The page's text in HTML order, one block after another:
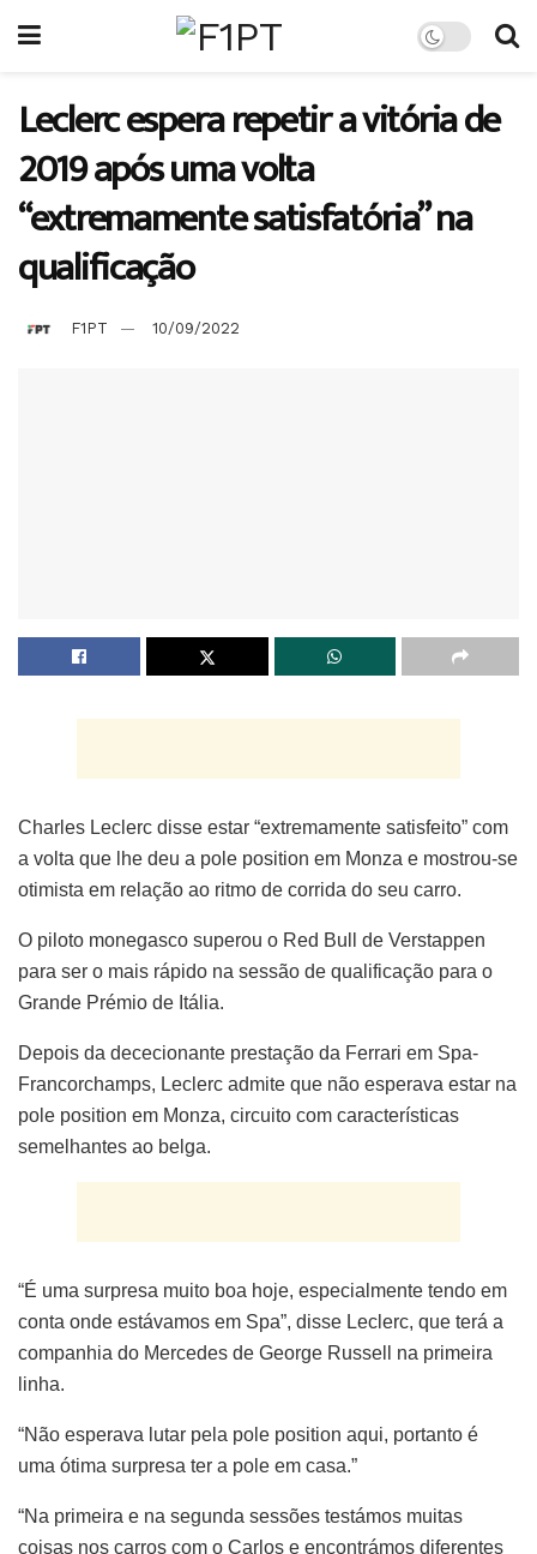
Leclerc espera repetir a vitória de
2019 após uma volta
“extremamente satisfatória” na
qualificação
F1PT 10/09/2022
Charles Leclerc disse estar “extremamente satisfeito” com
a volta que lhe deu a pole position em Monza e mostrou-se
otimista em relação ao ritmo de corrida do seu carro.
O piloto monegasco superou o Red Bull de Verstappen
para ser o mais rápido na sessão de qualificação para o
Grande Prémio de Itália.
Depois da dececionante prestação da Ferrari em Spa-
Francorchamps, Leclerc admite que não esperava estar na
pole position em Monza, circuito com características
semelhantes ao belga.
“É uma surpresa muito boa hoje, especialmente tendo em
conta onde estávamos em Spa”, disse Leclerc, que terá a
companhia do Mercedes de George Russell na primeira
linha.
“Não esperava lutar pela pole position aqui, portanto é
uma ótima surpresa ter a pole em casa.”
“Na primeira e na segunda sessões testámos muitas
coisas nos carros com o Carlos e encontrámos diferentes